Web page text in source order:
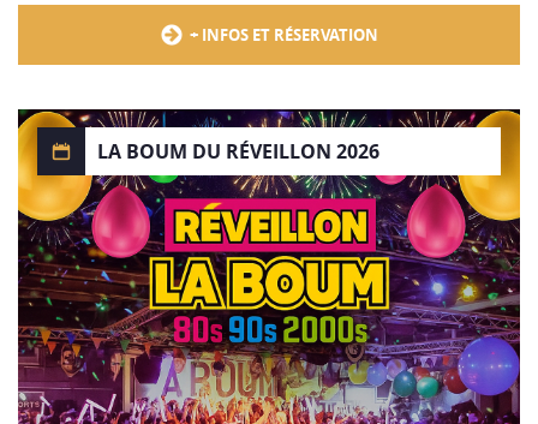
+ INFOS ET RÉSERVATION
LA BOUM DU RÉVEILLON 2026